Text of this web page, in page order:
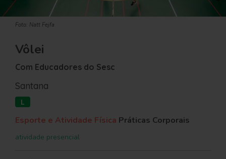
Foto: Natt Fejfa
Vôlei
Com Educadores do Sesc
Santana
L
Esporte e Atividade Física Práticas Corporais
atividade presencial